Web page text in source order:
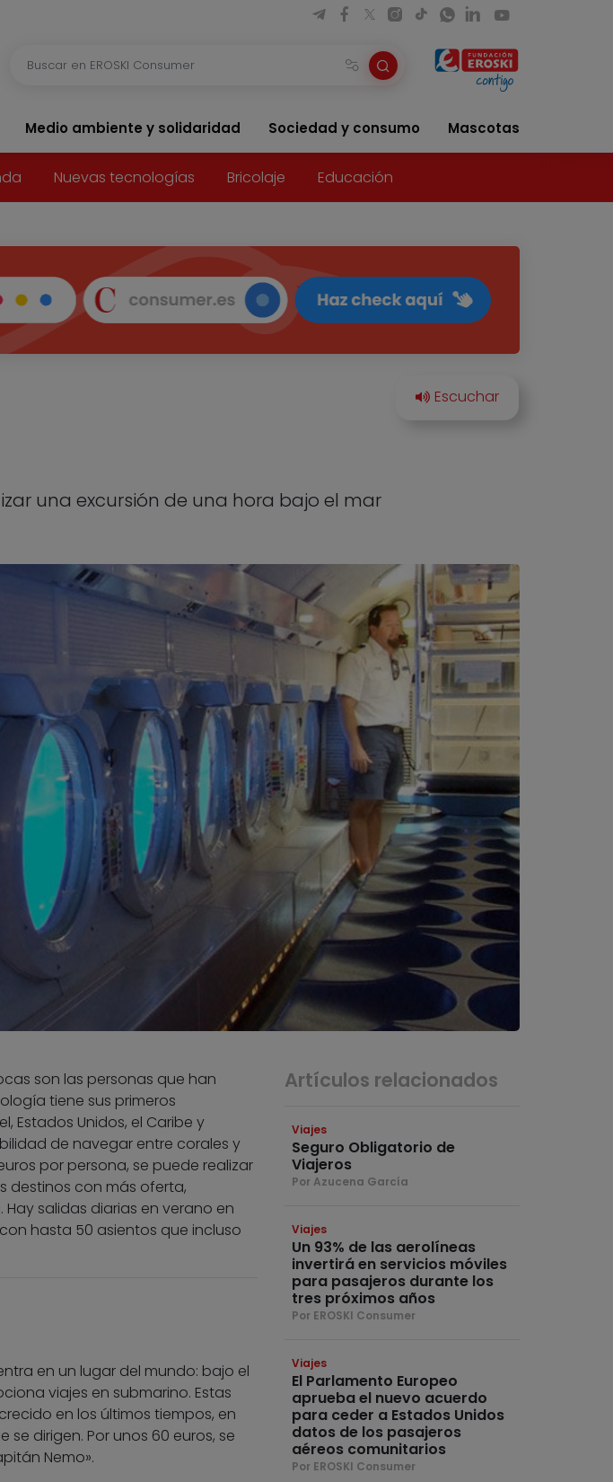
Medio ambiente y solidaridad Sociedad y consumo Mascotas
Nuevas tecnologías Bricolaje Educación
una excursión de una hora bajo el mar
son las personas que han
tiene sus primeros
Estados Unidos, el Caribe y
de navegar entre corales y
por persona, se puede realizar
destinos con más oferta,
salidas diarias en verano en
hasta 50 asientos que incluso
en un lugar del mundo: bajo el
viajes en submarino. Estas
en los últimos tiempos, en
dirigen. Por unos 60 euros, se
Nemo».
Artículos relacionados
Viajes
Seguro Obligatorio de
Viajeros
Por Azucena García
Viajes
Un 93% de las aerolíneas
invertirá en servicios móviles
para pasajeros durante los
tres próximos años
Por EROSKI Consumer
Viajes
El Parlamento Europeo
aprueba el nuevo acuerdo
para ceder a Estados Unidos
datos de los pasajeros
aéreos comunitarios
Por EROSKI Consumer